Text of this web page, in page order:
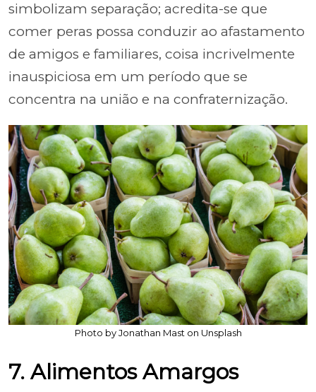
simbolizam separação; acredita-se que
comer peras possa conduzir ao afastamento
de amigos e familiares, coisa incrivelmente
inauspiciosa em um período que se
concentra na união e na confraternização.
Photo by Jonathan Mast on Unsplash
7. Alimentos Amargos